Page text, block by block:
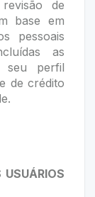
de
base em
pessoais
as
seu perfil
de crédito